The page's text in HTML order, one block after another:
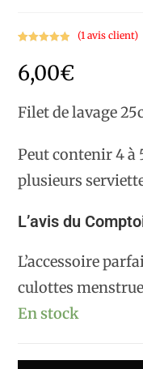
sur 5
basé sur
client
(1 avis client)
6,00€
Filet de lavage
Peut contenir 4 à
plusieurs
L’avis du
L’accessoire
culottes
En stock